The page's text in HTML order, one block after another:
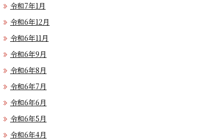
令和7年1月
令和6年12月
令和6年11月
令和6年9月
令和6年8月
令和6年7月
令和6年6月
令和6年5月
令和6年4月